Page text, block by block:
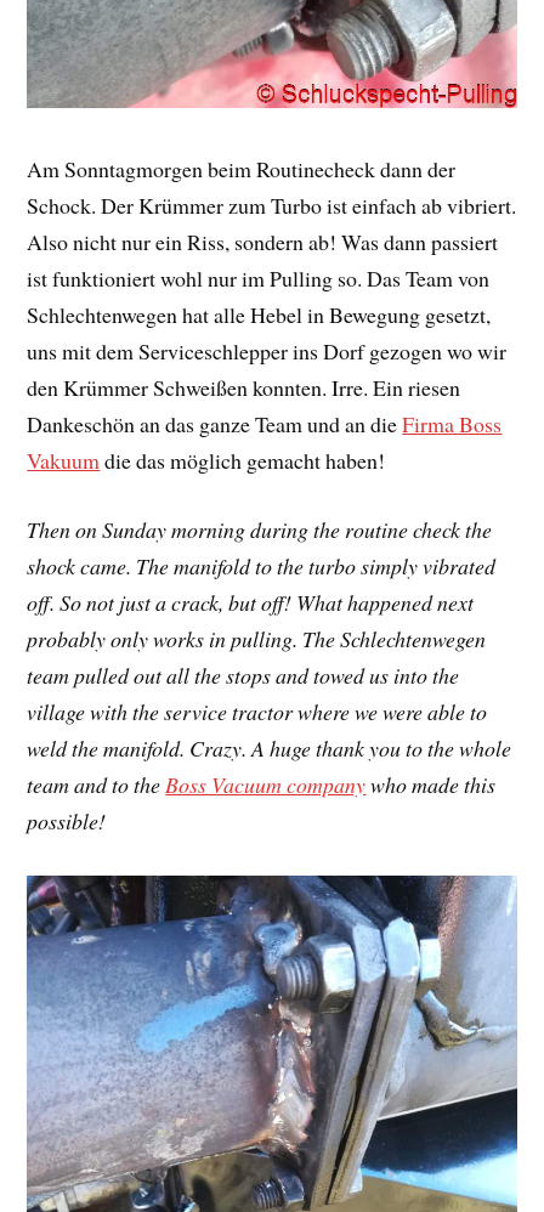
Am Sonntagmorgen beim Routinecheck dann der
Schock. Der Krümmer zum Turbo ist einfach ab vibriert.
Also nicht nur ein Riss, sondern ab! Was dann passiert
ist funktioniert wohl nur im Pulling so. Das Team von
Schlechtenwegen hat alle Hebel in Bewegung gesetzt,
uns mit dem Serviceschlepper ins Dorf gezogen wo wir
den Krümmer Schweißen konnten. Irre. Ein riesen
Dankeschön an das ganze Team und an dieFirma Boss
Vakuumdie das möglich gemacht haben!
Then on Sunday morning during the routine check the
shock came. The manifold to the turbo simply vibrated
off. So not just a crack, but off! What happened next
probably only works in pulling. The Schlechtenwegen
team pulled out all the stops and towed us into the
village with the service tractor where we were able to
weld the manifold. Crazy. A huge thank you to the whole
team and to theBoss Vacuum companywho made this
possible!